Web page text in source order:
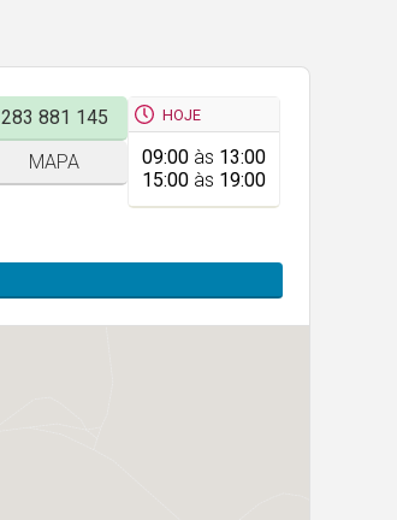
283 881 145
MAPA
HOJE
09:00às 13:00
15:00às 19:00